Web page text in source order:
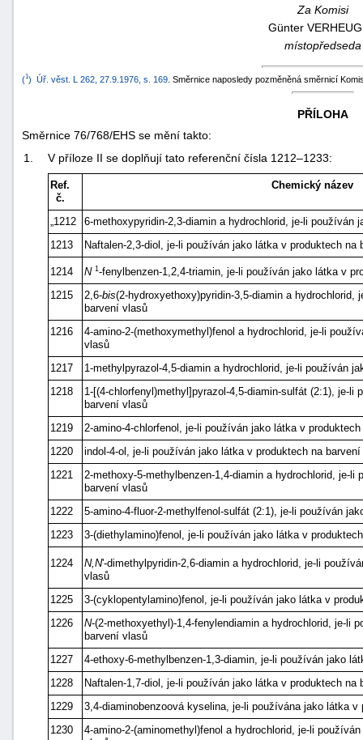
Za Komisi
Günter
místopředseda
(1) Úř. věst. L 262, 27.9.1976, s. 169 . Směrnice naposledy pozměněná směrnicí
PŘÍLOHA
Směrnice 76/768/EHS se mění takto:
1.
V příloze II se doplňují tato referenční čísla 1212–1233:
Ref.
č.
Chemický název
„1212 6-methoxypyridin-2,3-diamin a hydrochlorid, je-li používán
1213 Naftalen-2,3-diol, je-li používán jako látka v produktech na
1214 N 1 -fenylbenzen-1,2,4-triamin, je-li používán jako látka v
1215 2,6-bis(2-hydroxyethoxy)pyridin-3,5-diamin a
barvení vlasů
1216
4-amino-2-(methoxymethyl)fenol a hydrochlorid, je-li
vlasů
1217 1-methylpyrazol-4,5-diamin a hydrochlorid, je-li používán
1218
1-[(4-chlorfenyl)methyl]pyrazol-4,5-diamin-sulfát (2:1), je-li
barvení vlasů
1219 2-amino-4-chlorfenol, je-li používán jako látka v
1220 indol-4-ol, je-li používán jako látka v produktech na
1221
2-methoxy-5-methylbenzen-1,4-diamin a hydrochlorid, je-li
barvení vlasů
1222 5-amino-4-fluor-2-methylfenol-sulfát (2:1), je-li používán
1223 3-(diethylamino)fenol, je-li používán jako látka v
1224 N,N'-dimethylpyridin-2,6-diamin a hydrochlorid, je-li
vlasů
1225 3-(cyklopentylamino)fenol, je-li používán jako látka v
1226 N-(2-methoxyethyl)-1,4-fenylendiamin a hydrochlorid, je-li
barvení vlasů
1227 4-ethoxy-6-methylbenzen-1,3-diamin, je-li používán jako
1228 Naftalen-1,7-diol, je-li používán jako látka v produktech na
1229 3,4-diaminobenzoová kyselina, je-li používána jako látka v
1230
4-amino-2-(aminomethyl)fenol a hydrochlorid, je-li
"náhradě
škod"